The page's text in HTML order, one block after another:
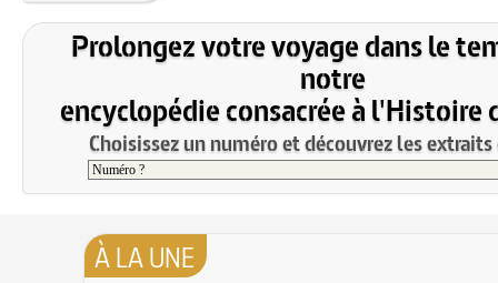
Prolongez votre voyage dans le
notre
encyclopédie consacrée à l'Histoire
Choisissez un numéro et découvrez les
À LA UNE